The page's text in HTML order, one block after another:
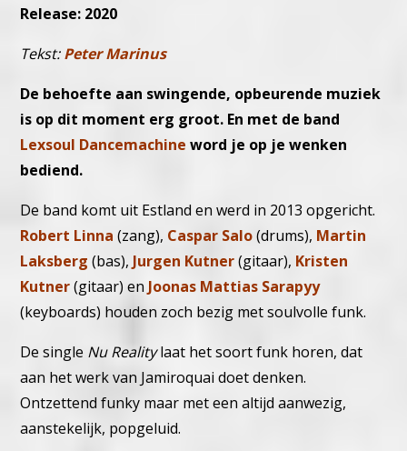
Release: 2020
Tekst:Peter Marinus
De behoefte aan swingende, opbeurende muziek
is op dit moment erg groot. En met de band
Lexsoul Dancemachine word je op je wenken
bediend.
De band komt uit Estland en werd in 2013 opgericht.
Robert Linna (zang), Caspar Salo(drums), Martin
Laksberg (bas), Jurgen Kutner(gitaar), Kristen
Kutner(gitaar) en Joonas Mattias Sarapyy
(keyboards) houden zoch bezig met soulvolle funk.
De single Nu Realitylaat het soort funk horen, dat
aan het werk van Jamiroquai doet denken.
Ontzettend funky maar met een altijd aanwezig,
aanstekelijk, popgeluid.